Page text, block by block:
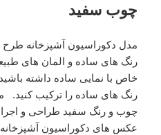
چوب سفید
مدل دکوراسیون آشپزخانه
رنگ های ساده و المان های
خاص با نمایی ساده داشته
رنگ های ساده را ترکیب کنید.
چوب و رنگ سفید طراحی و
عکس های دکوراسیون